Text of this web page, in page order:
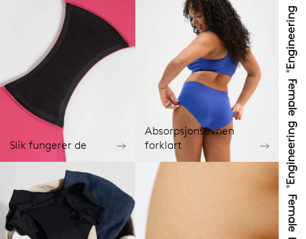
Slik fungerer de
Absorpsjonsevnen
forklart